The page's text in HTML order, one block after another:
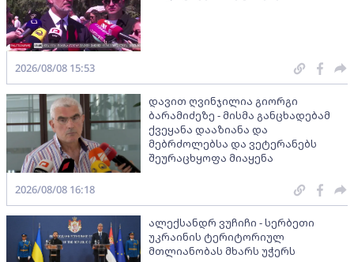
2026/08/08 15:53
დავით ღვინჯილია გიორგი
ბარამიძეზე - მისმა განცხადებამ
ქვეყანა დააზიანა და
მებრძოლებსა და ვეტერანებს
შეურაცხყოფა მიაყენა
2026/08/08 16:18
ალექსანდრ ვუჩიჩი - სერბეთი
უკრაინის ტერიტორიულ
მთლიანობას მხარს უჭერს